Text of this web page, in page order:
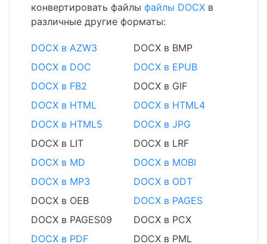
конвертировать файлы файлы DOCX в
различные другие форматы:
DOCX в AZW3
DOCX в BMP
DOCX в DOC
DOCX в EPUB
DOCX в FB2
DOCX в GIF
DOCX в HTML
DOCX в HTML4
DOCX в HTML5
DOCX в JPG
DOCX в LIT
DOCX в LRF
DOCX в MD
DOCX в MOBI
DOCX в MP3
DOCX в ODT
DOCX в OEB
DOCX в PAGES
DOCX в PAGES09
DOCX в PCX
DOCX в PDF
DOCX в PML